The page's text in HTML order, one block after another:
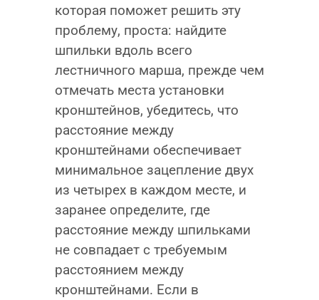
которая поможет решить эту
проблему, проста: найдите
шпильки вдоль всего
лестничного марша, прежде чем
отмечать места установки
кронштейнов, убедитесь, что
расстояние между
кронштейнами обеспечивает
минимальное зацепление двух
из четырех в каждом месте, и
заранее определите, где
расстояние между шпильками
не совпадает с требуемым
расстоянием между
кронштейнами. Если в